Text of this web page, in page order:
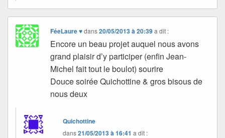
FéeLaure ♥dans20/05/2013 à 20:39 a dit :
Encore un beau projet auquel nous avons
grand plaisir d’y participer (enfin Jean-
Michel fait tout le boulot) sourire
Douce soirée Quichottine & gros bisous de
nous deux
Quichottine
dans21/05/2013 à 16:41 a dit :